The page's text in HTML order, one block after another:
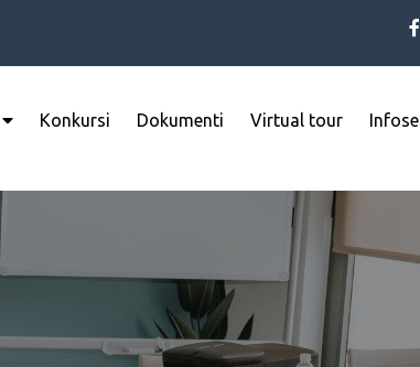
Konkursi Dokumenti Virtual tour